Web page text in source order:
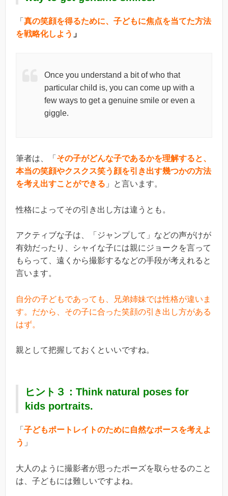
「 真の笑顔を得るために、子どもに焦点を当てた方法
を戦略化しよう 」
Once you understand a bit of who that
particular child is, you can come up with a
few ways to get a genuine smile or even a
giggle.
筆者は、「 その子がどんな子であるかを理解すると、
本当の笑顔やクスクス笑う顔を引き出す幾つかの方法
を考え出すことができる 」と言います。
性格によってその引き出し方は違うとも。
アクティブな子は、「ジャンプして」などの声がけが
有効だったり、シャイな子には親にジョークを言って
もらって、遠くから撮影するなどの手段が考えれると
言います。
自分の子どもであっても、兄弟姉妹では性格が違いま
す。 だから、その子に合った笑顔の引き出し方がある
はず。
親として把握しておくといいですね。
ヒント３：Think natural poses for
kids portraits.
「 子どもポートレイトのために自然なポースを考えよ
う 」
大人のように撮影者が思ったポーズを取らせるのこと
は、子どもには難しいですよね。